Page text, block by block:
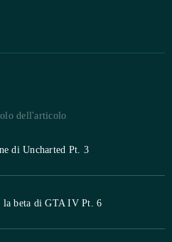
dell'articolo
di Uncharted Pt. 3
la beta di GTA IV Pt. 6